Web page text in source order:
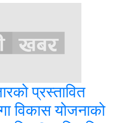
प्रस्तावित
विकास योजनाको